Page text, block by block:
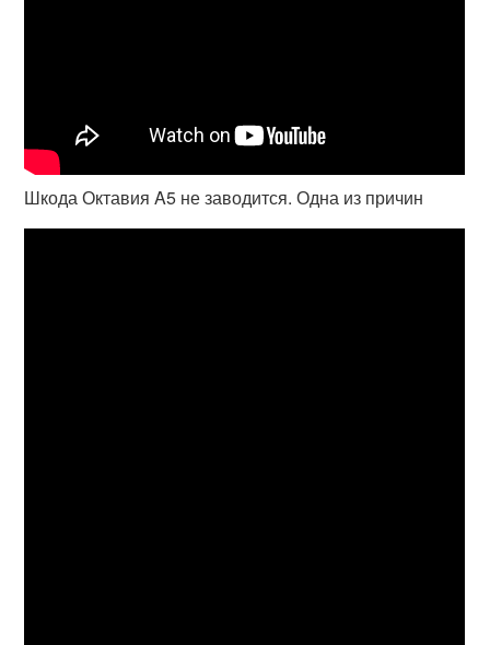
Шкода Октавия A5 не заводится. Одна из причин